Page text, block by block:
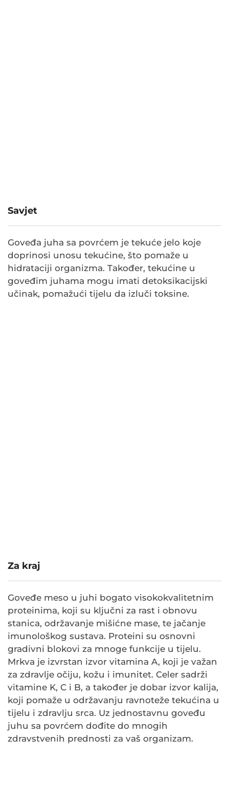
Savjet
Goveđa juha sa povrćem je tekuće jelo koje
doprinosi unosu tekućine, što pomaže u
hidrataciji organizma. Također, tekućine u
goveđim juhama mogu imati detoksikacijski
učinak, pomažući tijelu da izluči toksine.
Za kraj
Goveđe meso u juhi bogato visokokvalitetnim
proteinima, koji su ključni za rast i obnovu
stanica, održavanje mišićne mase, te jačanje
imunološkog sustava. Proteini su osnovni
gradivni blokovi za mnoge funkcije u tijelu.
Mrkva je izvrstan izvor vitamina A, koji je važan
za zdravlje očiju, kožu i imunitet. Celer sadrži
vitamine K, C i B, a također je dobar izvor kalija,
koji pomaže u održavanju ravnoteže tekućina u
tijelu i zdravlju srca. Uz jednostavnu goveđu
juhu sa povrćem dođite do mnogih
zdravstvenih prednosti za vaš organizam.